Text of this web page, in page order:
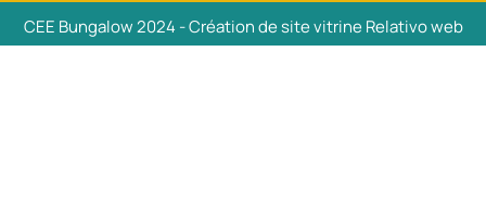
CEE Bungalow 2024 - Création de site vitrine Relativo web